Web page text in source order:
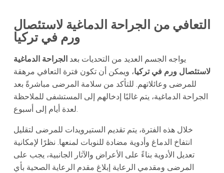
التعافي من الجراحة الدماغية لاستئصال
ورم في تركيا
يواجه الجسم العديد من التحديات بعد الجراحة الدماغية
لاستئصال ورم في تركيا، ويمكن أن تكون فترة التعافي مرهقة
للمرضى وعائلاتهم. للتأكد من سلامة المرضى مباشرةً بعد
الجراحة الدماغية، يتم غالبًا إدخالهم إلى المستشفى للملاحظة
لعدة أيام إلى أسبوع.
خلال هذه الفترة، يتم تقديم الستيرويدات للمرضى لتقليل
انتفاخ الدماغ وأدوية مضادة للنوبات لمنعها. نظرًا لإمكانية
تعديل الأدوية بناءً على الأعراض والآثار الجانبية، يجب على
المرضى ومقدمي الرعاية إبلاغ مقدم الرعاية الصحية بأي